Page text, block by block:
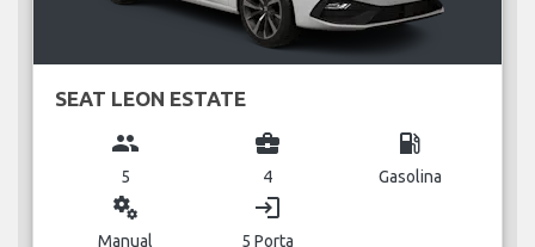
SEAT LEON ESTATE
group
5
business_center
4
local_gas_station
Gasolina
miscellaneous_services
Manual
login
5 Porta